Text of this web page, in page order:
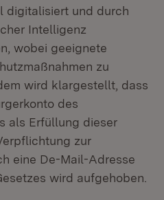
digitalisiert und durch
Intelligenz
wobei geeignete
zu
wird klargestellt, dass
des
als Erfüllung dieser
zur
eine De-Mail-Adresse
wird aufgehoben.